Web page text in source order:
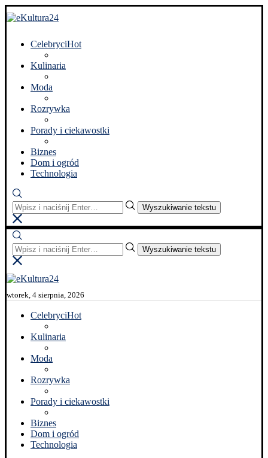
CelebryciHot
Kulinaria
Moda
Rozrywka
Porady i ciekawostki
Biznes
Dom i ogród
Technologia
Wyszukiwanie tekstu
Wyszukiwanie tekstu
wtorek, 4 sierpnia, 2026
CelebryciHot
Kulinaria
Moda
Rozrywka
Porady i ciekawostki
Biznes
Dom i ogród
Technologia